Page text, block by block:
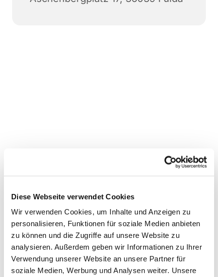
Diese Webseite verwendet Cookies
Wir verwenden Cookies, um Inhalte und Anzeigen zu
personalisieren, Funktionen für soziale Medien anbieten
zu können und die Zugriffe auf unsere Website zu
analysieren. Außerdem geben wir Informationen zu Ihrer
Verwendung unserer Website an unsere Partner für
soziale Medien, Werbung und Analysen weiter. Unsere
Dies könnte Sie auch
interessieren